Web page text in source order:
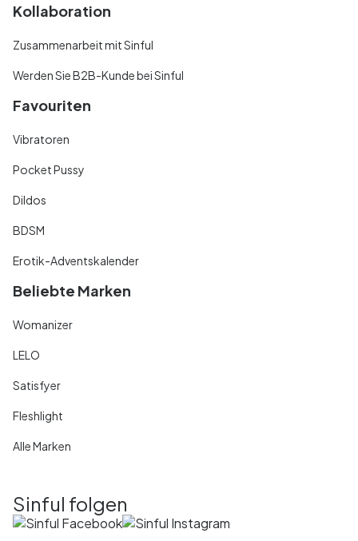
Kollaboration
Zusammenarbeit mit Sinful
Werden Sie B2B-Kunde bei Sinful
Favouriten
Vibratoren
Pocket Pussy
Dildos
BDSM
Erotik-Adventskalender
Beliebte Marken
Womanizer
LELO
Satisfyer
Fleshlight
Alle Marken
Sinful folgen